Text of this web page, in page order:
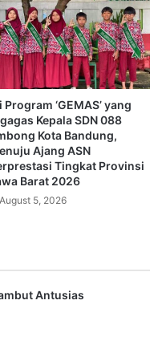
Program ‘GEMAS’ yang
Kepala SDN 088
Kota Bandung,
Ajang ASN
Tingkat Provinsi
Barat 2026
August 5, 2026
Antusias